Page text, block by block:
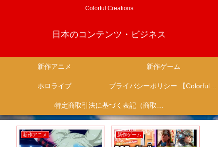
Colorful Creations
日本のコンテンツ・ビジネス
新作アニメ 新作ゲーム
ホロライブ プライバシーポリシー 【Colorful Creation】
特定商取引法に基づく表記（商取引に関する開示）
新作アニメ 新作ゲーム